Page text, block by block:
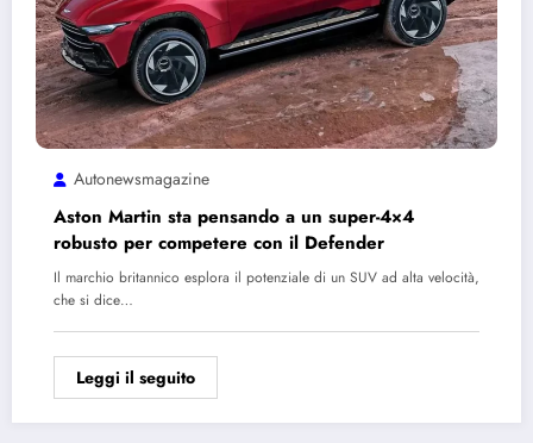
Autonewsmagazine
Aston Martin sta pensando a un super-4×4
robusto per competere con il Defender
Il marchio britannico esplora il potenziale di un SUV ad alta velocità,
che si dice…
Leggi il seguito